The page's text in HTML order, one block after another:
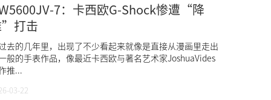
7：卡西欧G-Shock惨遭“降
打击
去的几年里，出现了不少看起来就像是直接从漫画里走出
般的手表作品，像最近卡西欧与著名艺术家JoshuaVides
推...
03-22